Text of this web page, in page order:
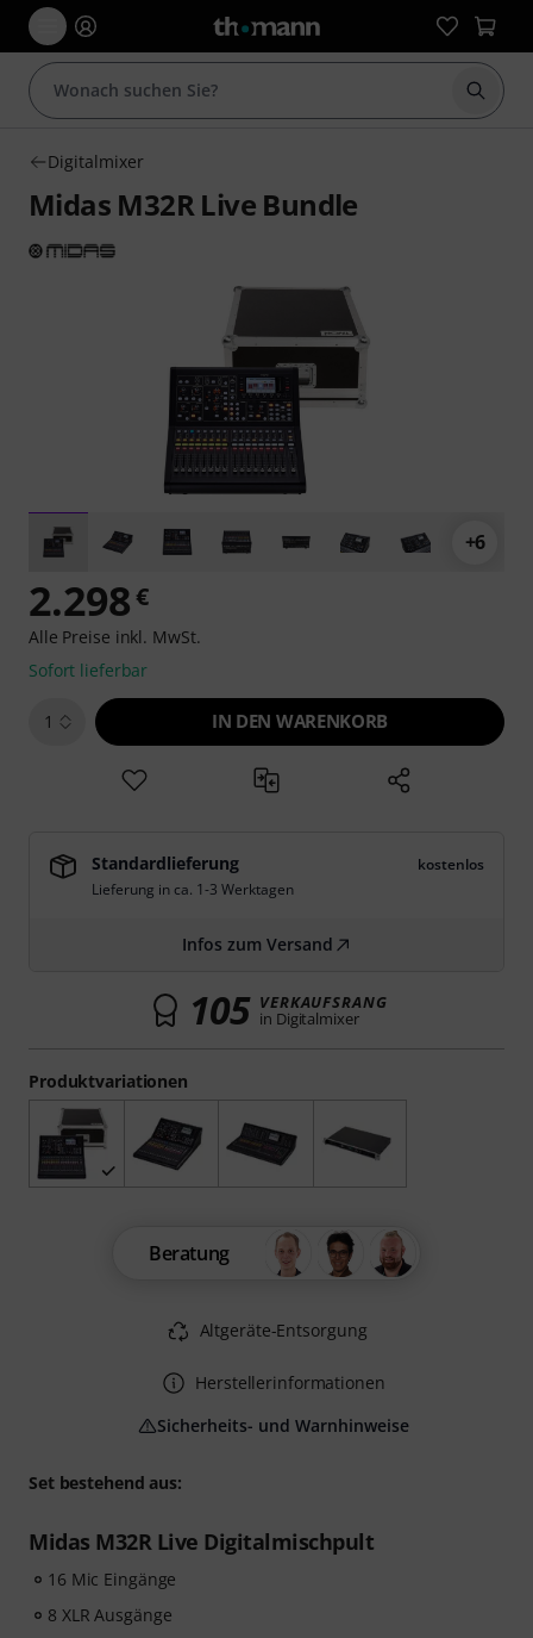
Suche
Digitalmixer
Midas M32R Live Bundle
+6
Set bestehend aus:
Midas M32R Live Digitalmischpult
16 Mic Eingänge
8 XLR Ausgänge
Produktvariationen
2.298€
Alle Preise inkl. MwSt.
Sofort lieferbar
1 IN DEN WARENKORB
Standardlieferung
kostenlos
Lieferung in ca. 1-3 Werktagen
Infos zum Versand
105 VERKAUFSRANG
in Digitalmixer
Beratung
Altgeräte-Entsorgung
Herstellerinformationen
Sicherheits- und Warnhinweise